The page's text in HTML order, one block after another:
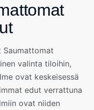
Saumattomat
valinta tiloihin,
ovat keskeisessä
edut verrattuna
ovat niiden